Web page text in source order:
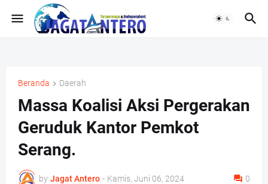
Beranda Daerah
Massa Koalisi Aksi Pergerakan
Geruduk Kantor Pemkot
Serang.
by Jagat Antero - Kamis, Juni 06, 2024 0